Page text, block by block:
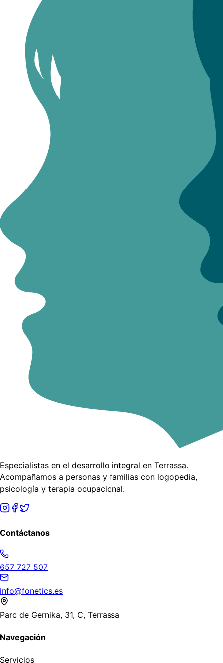
Especialistas en el desarrollo integral en Terrassa.
Acompañamos a personas y familias con logopedia,
psicología y terapia ocupacional.
Contáctanos
657 727 507
info@fonetics.es
Parc de Gernika, 31, C, Terrassa
Navegación
Servicios